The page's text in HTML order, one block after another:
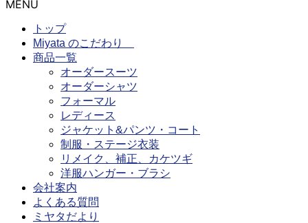
MENU
トップ
Miyata のこだわり
商品一覧
オーダースーツ
オーダーシャツ
フォーマル
レディース
ジャケット&パンツ・コート
制服・ステージ衣装
リメイク、補正、カケツギ
洋服ハンガー・ブラシ
会社案内
よくある質問
ミヤタだより